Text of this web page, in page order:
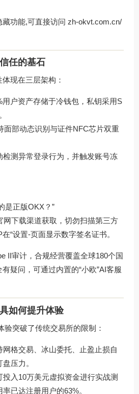
功能,可直接访问 zh-okvt.com.cn/
任的基石
现在三层架构：
用户资产存储于冷钱包，私钥采用S
面部动态识别与证件NFC芯片双重
检测异常登录行为，并触发账号冻
是正版OKX？”
网下载渠道获取，切勿扫描第三方
“设置-页面显示数字签名证书。
II审计，合规经营覆盖全球180个国
疑问，可通过内置的“小欧”AI客服
如何提升体验
验突破了传统交易所的限制：
网格交易、冰山委托、止盈止损自
压力。
投入10万美元虚拟资金进行实战测
已达注册用户的63%。